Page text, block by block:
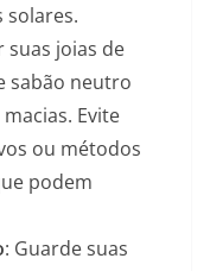
solares.
suas joias de
sabão neutro
Evite
ou métodos
podem
: Guarde suas